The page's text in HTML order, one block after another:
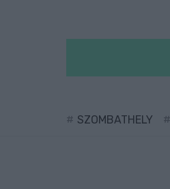
SZOMBATHELY